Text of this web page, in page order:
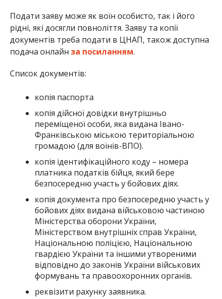
Подати заяву може як воїн особисто, так і його
рідні, які досягли повноліття. Заяву та копії
документів треба подати в ЦНАП, також доступна
подача онлайн за посиланням.
Список документів:
копія паспорта
копія дійсної довідки внутрішньо
переміщеної особи, яка видана Івано-
Франківською міською територіальною
громадою (для воїнів-ВПО).
копія ідентифікаційного коду – номера
платника податків бійця, який бере
безпосередню участь у бойових діях.
копія документа про безпосередню участь у
бойових діях видана військовою частиною
Міністерства оборони України,
Міністерством внутрішніх справ України,
Національною поліцією, Національною
гвардією України та іншими утвореними
відповідно до законів України військових
формувань та правоохоронних органів.
реквізити рахунку заявника.